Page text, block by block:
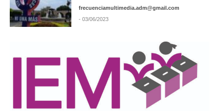
frecuenciamultimedia.adm@gmail.com
- 03/06/2023